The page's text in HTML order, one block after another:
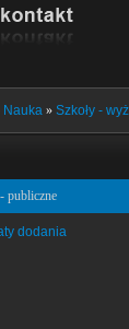
Nauka »Szkoły -
publiczne
dodania